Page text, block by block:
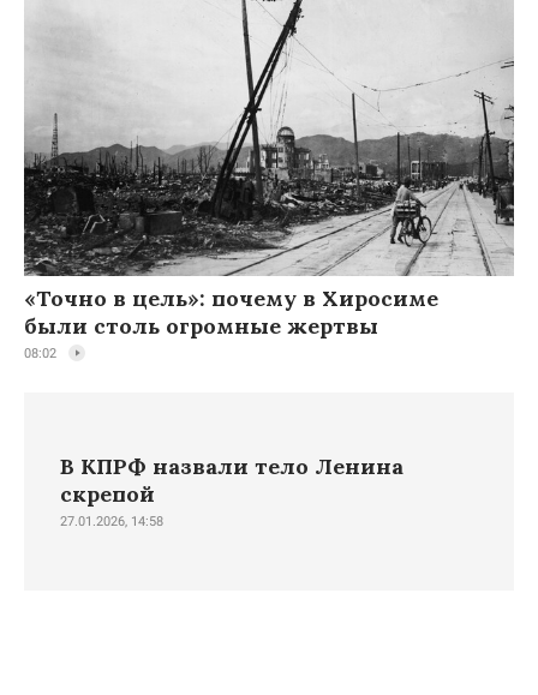
«Точно в цель»: почему в Хиросиме
были столь огромные жертвы
08:02
В КПРФ назвали тело Ленина
скрепой
27.01.2026, 14:58